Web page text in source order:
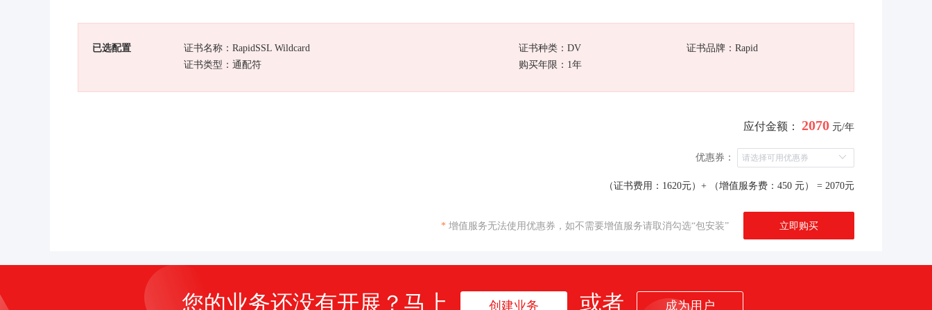
已选配置 证书名称：RapidSSL Wildcard 证书种类：DV
证书品牌：Rapid
证书类型：通配符
购买年限：1年
应付金额： 2070 元/年
优惠券：
（证书费用：1620元）+ （增值服务费：450 元） = 2070元
* 增值服务无法使用优惠券，如不需要增值服务请取消勾选“包安装” 立即购买
您的业务还没有开展？马上 创建业务 或者 成为用户